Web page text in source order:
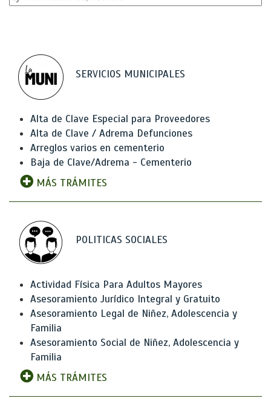
SERVICIOS MUNICIPALES
Alta de Clave Especial para Proveedores
Alta de Clave / Adrema Defunciones
Arreglos varios en cementerio
Baja de Clave/Adrema - Cementerio
MÁS TRÁMITES
POLITICAS SOCIALES
Actividad Física Para Adultos Mayores
Asesoramiento Jurídico Integral y Gratuito
Asesoramiento Legal de Niñez, Adolescencia y
Familia
Asesoramiento Social de Niñez, Adolescencia y
Familia
MÁS TRÁMITES